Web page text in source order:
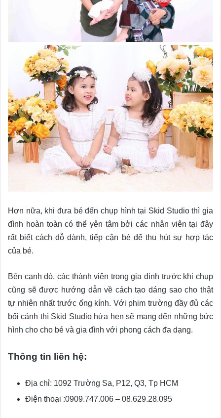
Hơn nữa, khi đưa bé đến chụp hình tại Skid Studio thì gia
đình hoàn toàn có thể yên tâm bởi các nhân viên tại đây
rất biết cách dỗ dành, tiếp cận bé để thu hút sự hợp tác
của bé.
Bên cạnh đó, các thành viên trong gia đình trước khi chụp
cũng sẽ được hướng dẫn về cách tạo dáng sao cho thật
tự nhiên nhất trước ống kính. Với phim trường đầy đủ các
bối cảnh thì Skid Studio hứa hẹn sẽ mang đến những bức
hình cho cho bé và gia đình với phong cách đa dạng.
Thông tin liên hệ:
Địa chỉ: 1092 Trường Sa, P12, Q3, Tp HCM
Điện thoại :0909.747.006 – 08.629.28.095